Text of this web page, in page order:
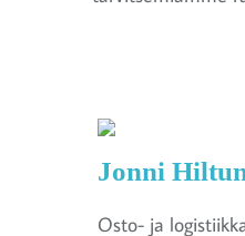
Jonni
Osto- ja